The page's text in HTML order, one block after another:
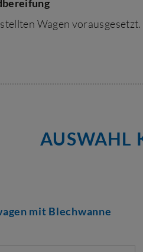
Wagen vorausgesetzt.
AUSWAHL
mit Blechwanne